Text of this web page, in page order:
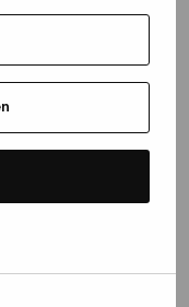
console for more